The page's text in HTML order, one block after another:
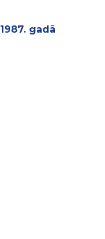
1987. gadā